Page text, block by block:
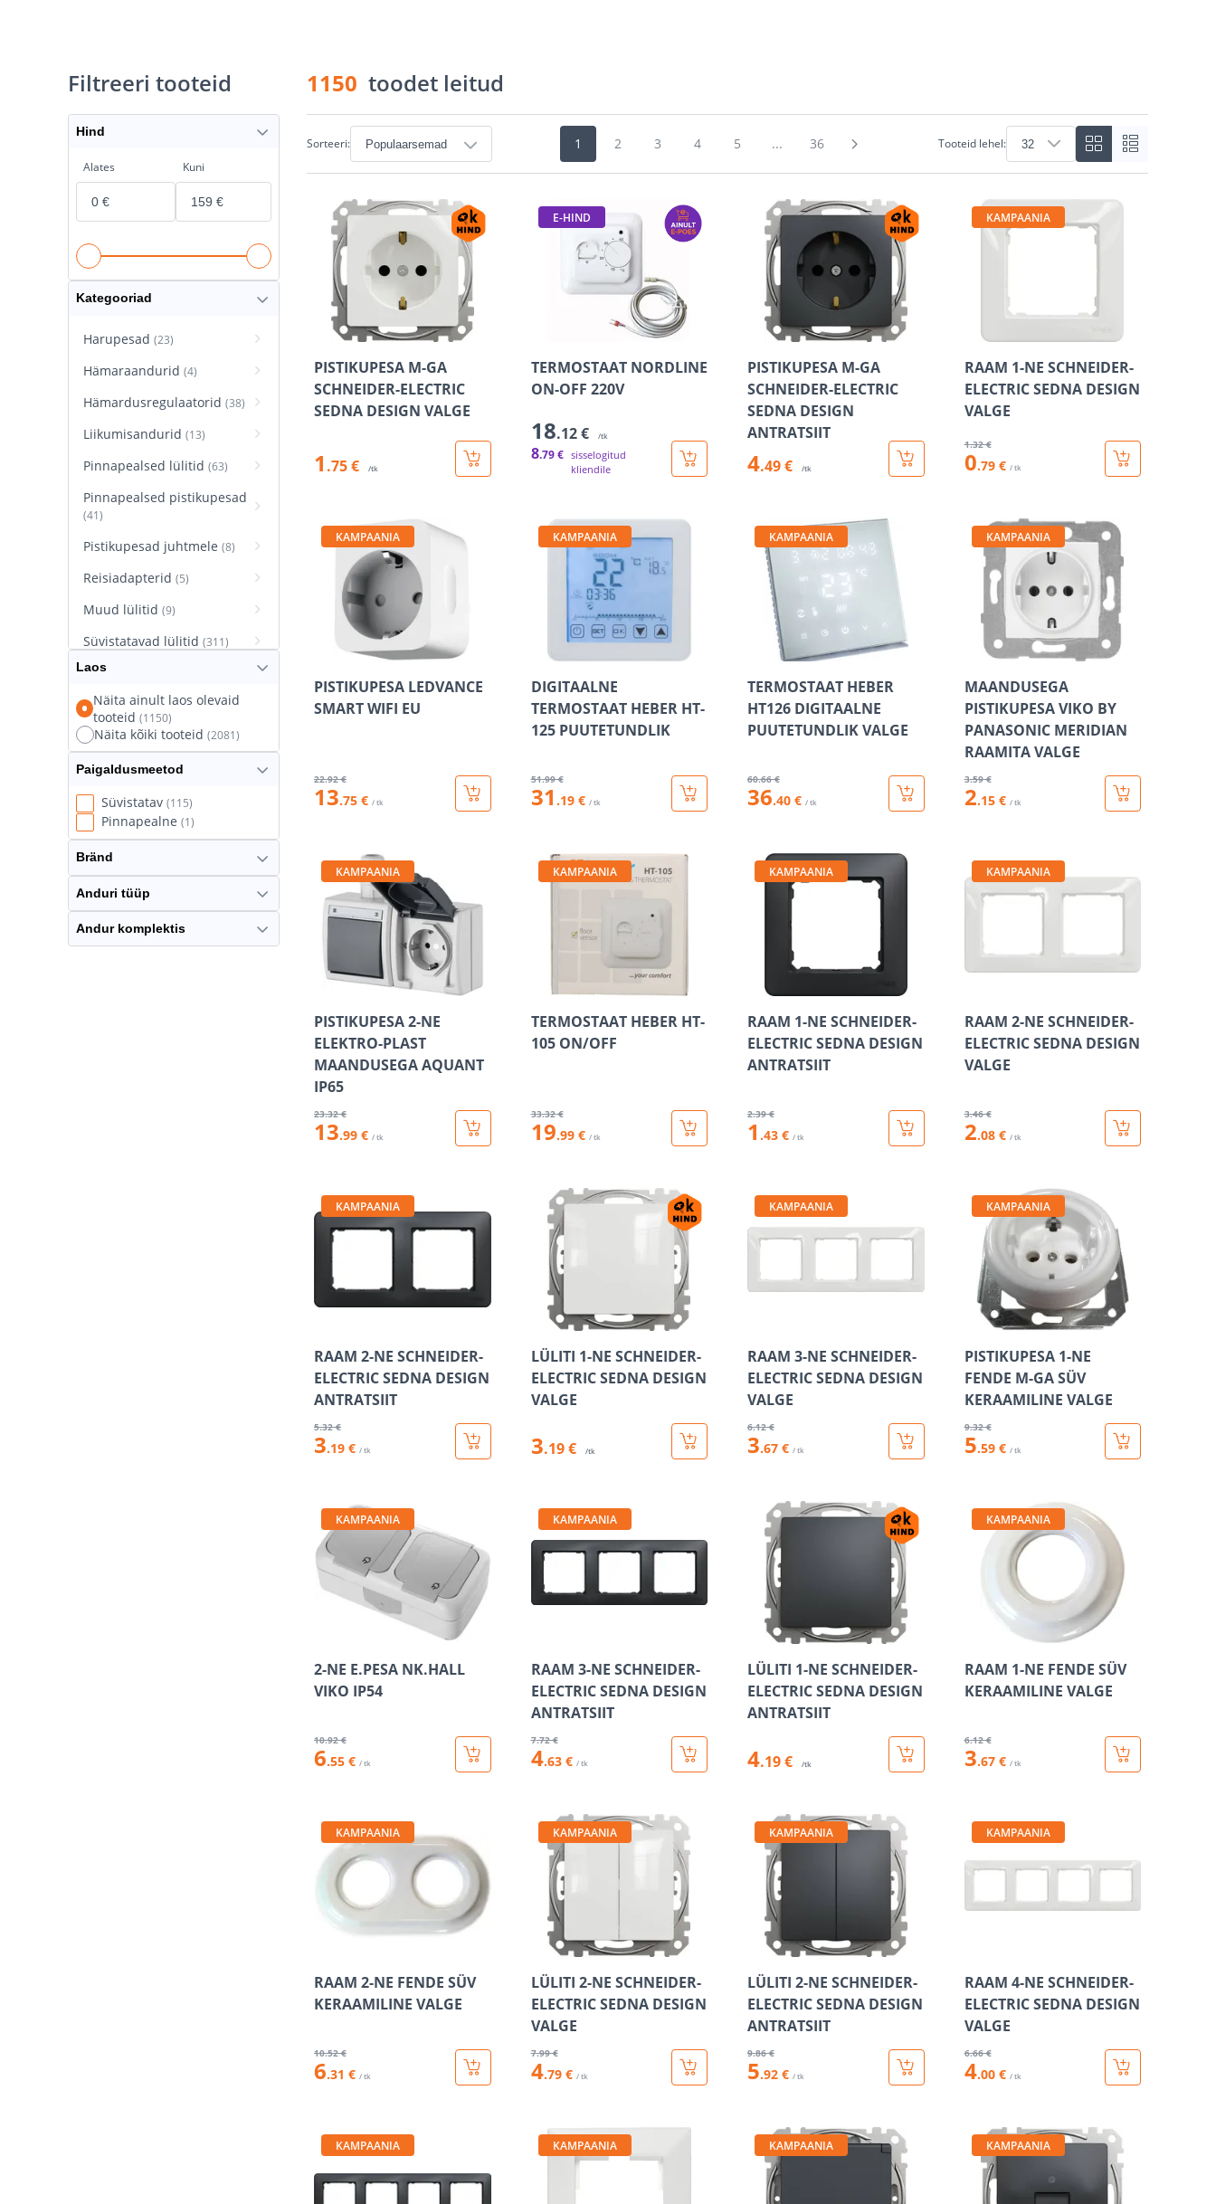
1150 toodet leitud
Sorteeri: 1 2 3 4 5 ... 36 Tooteid lehel:
PISTIKUPESA M-GA
SCHNEIDER-ELECTRIC
SEDNA DESIGN VALGE
1 .75 € /tk
E-HIND
TERMOSTAAT NORDLINE
ON-OFF 220V
18.12 € /tk
8.79 € sisselogitud
kliendile
PISTIKUPESA M-GA
SCHNEIDER-ELECTRIC
SEDNA DESIGN
ANTRATSIIT
4.49 € /tk
KAMPAANIA
RAAM 1-NE SCHNEIDER-
ELECTRIC SEDNA DESIGN
VALGE
1.32 €
0.79 € / tk
KAMPAANIA
PISTIKUPESA LEDVANCE
SMART WIFI EU
22.92 €
13.75 € / tk
KAMPAANIA
DIGITAALNE
TERMOSTAAT HEBER HT-
125 PUUTETUNDLIK
51.99 €
31 .19 € / tk
KAMPAANIA
TERMOSTAAT HEBER
HT126 DIGITAALNE
PUUTETUNDLIK VALGE
60.66 €
36.40 € / tk
KAMPAANIA
MAANDUSEGA
PISTIKUPESA VIKO BY
PANASONIC MERIDIAN
RAAMITA VALGE
3.59 €
2.15 € / tk
KAMPAANIA
PISTIKUPESA 2-NE
ELEKTRO-PLAST
MAANDUSEGA AQUANT
IP65
23.32 €
13.99 € / tk
KAMPAANIA
TERMOSTAAT HEBER HT-
105 ON/OFF
33.32 €
19.99 € / tk
KAMPAANIA
RAAM 1-NE SCHNEIDER-
ELECTRIC SEDNA DESIGN
ANTRATSIIT
2.39 €
1 .43 € / tk
KAMPAANIA
RAAM 2-NE SCHNEIDER-
ELECTRIC SEDNA DESIGN
VALGE
3.46 €
2.08 € / tk
KAMPAANIA
RAAM 2-NE SCHNEIDER-
ELECTRIC SEDNA DESIGN
ANTRATSIIT
5.32 €
3.19 € / tk
LÜLITI 1-NE SCHNEIDER-
ELECTRIC SEDNA DESIGN
VALGE
3.19 € /tk
KAMPAANIA
RAAM 3-NE SCHNEIDER-
ELECTRIC SEDNA DESIGN
VALGE
6.12 €
3.67 € / tk
KAMPAANIA
PISTIKUPESA 1-NE
FENDE M-GA SÜV
KERAAMILINE VALGE
9.32 €
5.59 € / tk
KAMPAANIA
2-NE E.PESA NK.HALL
VIKO IP54
10.92 €
6.55 € / tk
KAMPAANIA
RAAM 3-NE SCHNEIDER-
ELECTRIC SEDNA DESIGN
ANTRATSIIT
7.72 €
4.63 € / tk
LÜLITI 1-NE SCHNEIDER-
ELECTRIC SEDNA DESIGN
ANTRATSIIT
4.19 € /tk
KAMPAANIA
RAAM 1-NE FENDE SÜV
KERAAMILINE VALGE
6.12 €
3.67 € / tk
KAMPAANIA
RAAM 2-NE FENDE SÜV
KERAAMILINE VALGE
10.52 €
6.31 € / tk
KAMPAANIA
LÜLITI 2-NE SCHNEIDER-
ELECTRIC SEDNA DESIGN
VALGE
7.99 €
4.79 € / tk
KAMPAANIA
LÜLITI 2-NE SCHNEIDER-
ELECTRIC SEDNA DESIGN
ANTRATSIIT
9.86 €
5.92 € / tk
KAMPAANIA
RAAM 4-NE SCHNEIDER-
ELECTRIC SEDNA DESIGN
VALGE
6.66 €
4.00 € / tk
KAMPAANIA KAMPAANIA KAMPAANIA KAMPAANIA
Filtreeri tooteid
Hind
Alates Kuni
Kategooriad
Harupesad (23)
Hämaraandurid (4)
Hämardusregulaatorid (38)
Liikumisandurid (13)
Pinnapealsed lülitid (63)
Pinnapealsed pistikupesad
(41)
Pistikupesad juhtmele (8)
Reisiadapterid (5)
Muud lülitid (9)
Süvistatavad lülitid (311)
Süvistatavad pistikupesad
Termostaatlülitid
Laos
Näita ainult laos olevaid
tooteid (1150)
Näita kõiki tooteid (2081)
Paigaldusmeetod
Süvistatav (115)
Pinnapealne (1)
Bränd
Anduri tüüp
Andur komplektis